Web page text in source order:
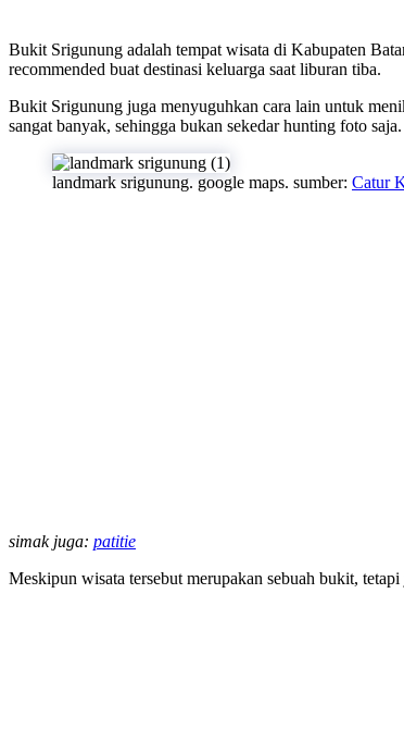
Bukit Srigunung adalah tempat wisata di Kabupaten
recommended buat destinasi keluarga saat liburan tiba.
Bukit Srigunung juga menyuguhkan cara lain untuk
sangat banyak, sehingga bukan sekedar hunting foto saja.
landmark srigunung. google maps. sumber: Catur
simak juga: patitie
Meskipun wisata tersebut merupakan sebuah bukit,